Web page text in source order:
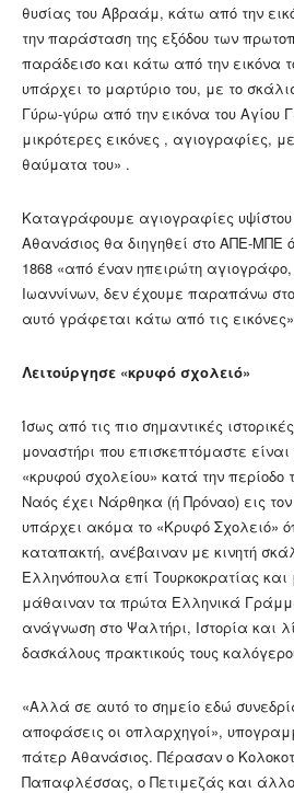
θυσίας του Αβραάμ, κάτω από την
την παράσταση της εξόδου των
παράδεισο και κάτω από την εικόνα
υπάρχει το μαρτύριο του, με το
Γύρω-γύρω από την εικόνα του Αγίου
μικρότερες εικόνες , αγιογραφίες,
θαύματα του» .
Καταγράφουμε αγιογραφίες
Αθανάσιος θα διηγηθεί στο ΑΠΕ-ΜΠΕ
1868 «από έναν ηπειρώτη
Ιωαννίνων, δεν έχουμε παραπάνω
αυτό γράφεται κάτω από τις
Λειτούργησε «κρυφό σχολειό»
Ίσως από τις πιο σημαντικές
μοναστήρι που επισκεπτόμαστε είναι
«κρυφού σχολείου» κατά την περίοδο
Ναός έχει Νάρθηκα (ή Πρόναο) εις
υπάρχει ακόμα το «Κρυφό Σχολειό»
καταπακτή, ανέβαιναν με κινητή
Ελληνόπουλα επί Τουρκοκρατίας
μάθαιναν τα πρώτα Ελληνικά
ανάγνωση στο Ψαλτήρι, Ιστορία και
δασκάλους πρακτικούς τους
«Αλλά σε αυτό το σημείο εδώ
αποφάσεις οι οπλαρχηγοί»,
πάτερ Αθανάσιος. Πέρασαν ο
Παπαφλέσσας, ο Πετιμεζάς και